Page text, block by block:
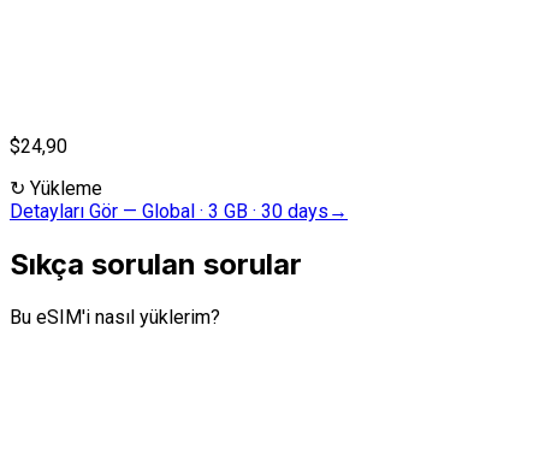
$24,90
↻ Yükleme
Detayları Gör — Global · 3 GB · 30 days →
Sıkça sorulan sorular
Bu eSIM'i nasıl yüklerim?